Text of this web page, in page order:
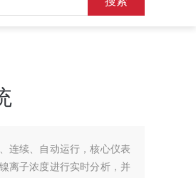
连续、自动运行，核心仪表
离子浓度进行实时分析，并